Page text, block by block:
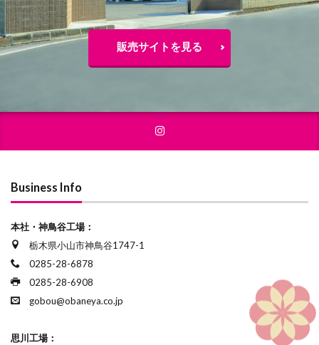
販売サイトを見る
Business Info
本社・神鳥谷工場：
栃木県小山市神鳥谷1747-1
0285-28-6878
0285-28-6908
gobou@obaneya.co.jp
思川工場：